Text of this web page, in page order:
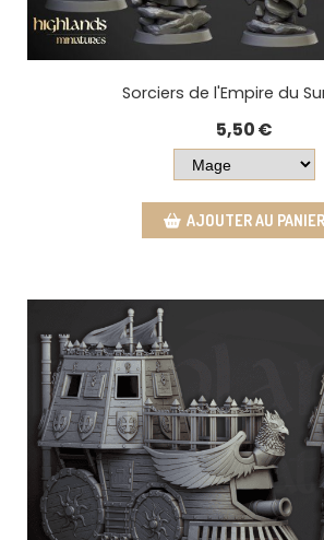
Sorciers de l'Empire du
5,50€
AJOUTER AU PANIER